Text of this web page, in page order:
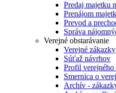
Predaj majetku
Prenájom
Prevod a
Správa
Verejné obstarávanie
Verejné zákazky
Súťaž návrhov
Profil verejného
Smernica o
Archív -